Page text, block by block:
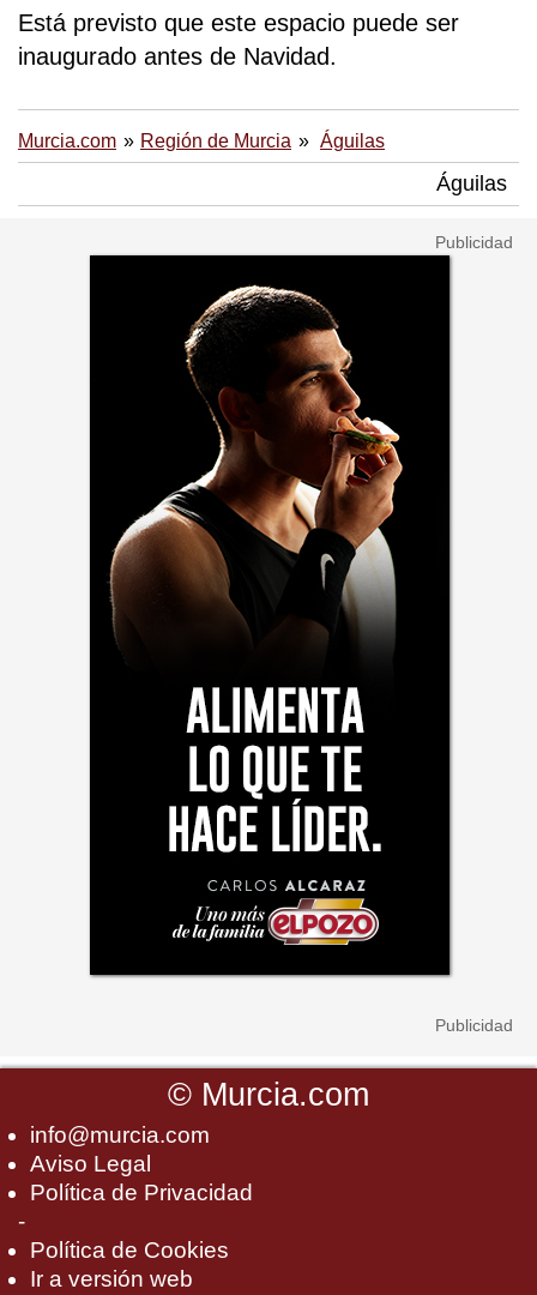
Está previsto que este espacio puede ser
inaugurado antes de Navidad.
Murcia.com Región de Murcia Águilas
Águilas
© Murcia.com
info@murcia.com
Aviso Legal
Política de Privacidad
-
Política de Cookies
Ir a versión web